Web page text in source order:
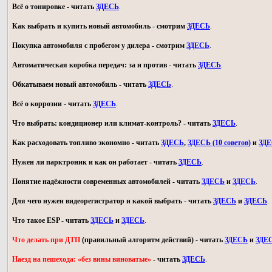
Всё о тонировке - читать ЗДЕСЬ.
Как выбрать и купить новый автомобиль - смотрим ЗДЕСЬ.
Покупка автомобиля с пробегом у дилера - смотрим ЗДЕСЬ.
Автоматическая коробка передач: за и против - читать ЗДЕСЬ.
Обкатываем новый автомобиль - читать ЗДЕСЬ.
Всё о коррозии - читать ЗДЕСЬ.
Что выбрать: кондиционер или климат-контроль? - читать ЗДЕСЬ.
Как расходовать топливо экономно - читать ЗДЕСЬ, ЗДЕСЬ (10 советов) и
Нужен ли парктроник и как он работает - читать ЗДЕСЬ.
Понятие надёжности современных автомобилей - читать ЗДЕСЬ и ЗДЕСЬ.
Для чего нужен видеорегистратор и какой выбрать - читать ЗДЕСЬ и ЗДЕСЬ.
Что такое ESP - читать ЗДЕСЬ и ЗДЕСЬ.
Что делать при ДТП (правильный алгоритм действий) - читать ЗДЕСЬ и
Наезд на пешехода: «без вины виноватые» - читать ЗДЕСЬ.